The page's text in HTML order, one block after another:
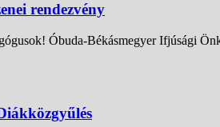
rendezvény
Óbuda-Békásmegyer Ifjúsági